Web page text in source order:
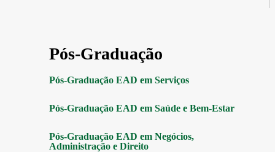
Pós-Graduação
Pós-Graduação EAD em Serviços
Pós-Graduação EAD em Saúde e Bem-Estar
Pós-Graduação EAD em Negócios,
Administração e Direito